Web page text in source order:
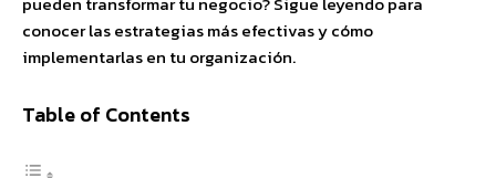
conocer las estrategias más efectivas y cómo
implementarlas en tu organización.
Table of Contents